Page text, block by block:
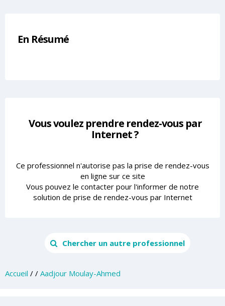
En Résumé
Vous voulez prendre rendez-vous par
Internet ?
Ce professionnel n'autorise pas la prise de rendez-vous
en ligne sur ce site
Vous pouvez le contacter pour l'informer de notre
solution de prise de rendez-vous par Internet
Chercher un autre professionnel
Accueil / / Aadjour Moulay-Ahmed